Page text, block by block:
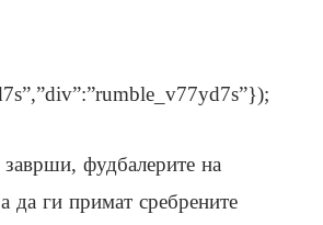
фудбалерите на
да ги примат сребрените